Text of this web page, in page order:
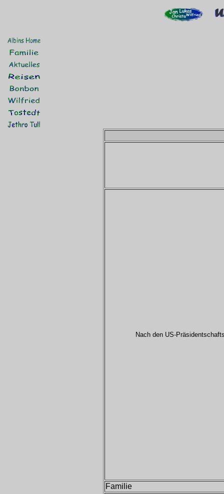
Nach den US-
Familie